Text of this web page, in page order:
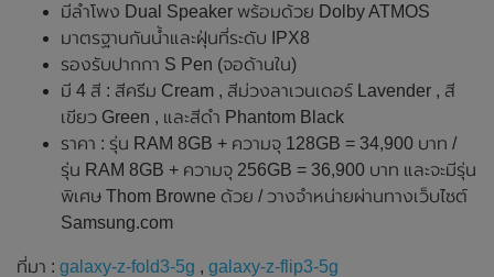
มีลำโพง Dual Speaker พร้อมด้วย Dolby ATMOS
มาตรฐานกันน้ำและฝุ่นที่ระดับ IPX8
รองรับปากกา S Pen (จอด้านใน)
มี 4 สี : สีครีม Cream , สีม่วงลาเวนเดอร์ Lavender , สี
เขียว Green , และสีดำ Phantom Black
ราคา : รุ่น RAM 8GB + ความจุ 128GB = 34,900 บาท /
รุ่น RAM 8GB + ความจุ 256GB = 36,900 บาท และจะมีรุ่น
พิเศษ Thom Browne ด้วย / วางจำหน่ายผ่านทางเว็บไซต์
Samsung.com
ที่มา : galaxy-z-fold3-5g , galaxy-z-flip3-5g